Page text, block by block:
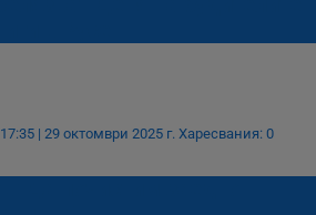
17:35 | 29 октомври 2025 г. Харесвания: 0